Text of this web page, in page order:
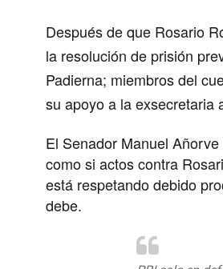
Después de que Rosario
la resolución de prisión
Padierna; miembros del
su apoyo a la exsecretaria
El Senador Manuel
como si actos contra
está respetando debido
debe.